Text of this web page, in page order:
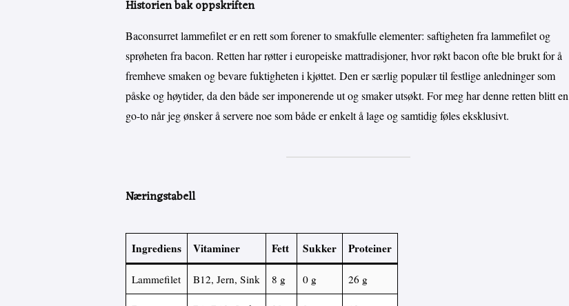
Historien bak oppskriften
Baconsurret lammefilet er en rett som forener to smakfulle elementer: saftigheten fra lammefilet og
sprøheten fra bacon. Retten har røtter i europeiske mattradisjoner, hvor røkt bacon ofte ble brukt for å
fremheve smaken og bevare fuktigheten i kjøttet. Den er særlig populær til festlige anledninger som
påske og høytider, da den både ser imponerende ut og smaker utsøkt. For meg har denne retten blitt en
go-to når jeg ønsker å servere noe som både er enkelt å lage og samtidig føles eksklusivt.
Næringstabell
Ingrediens Vitaminer Fett Sukker Proteiner
Lammefilet B12, Jern, Sink 8 g 0 g 26 g